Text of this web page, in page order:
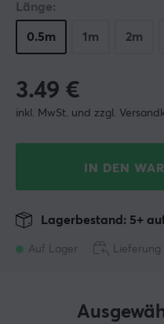
Länge:
0.5m 1m 2m
3.49 €
inkl. MwSt. und zzgl.
IN DEN
Auf Lager
Lagerbestand: 5+